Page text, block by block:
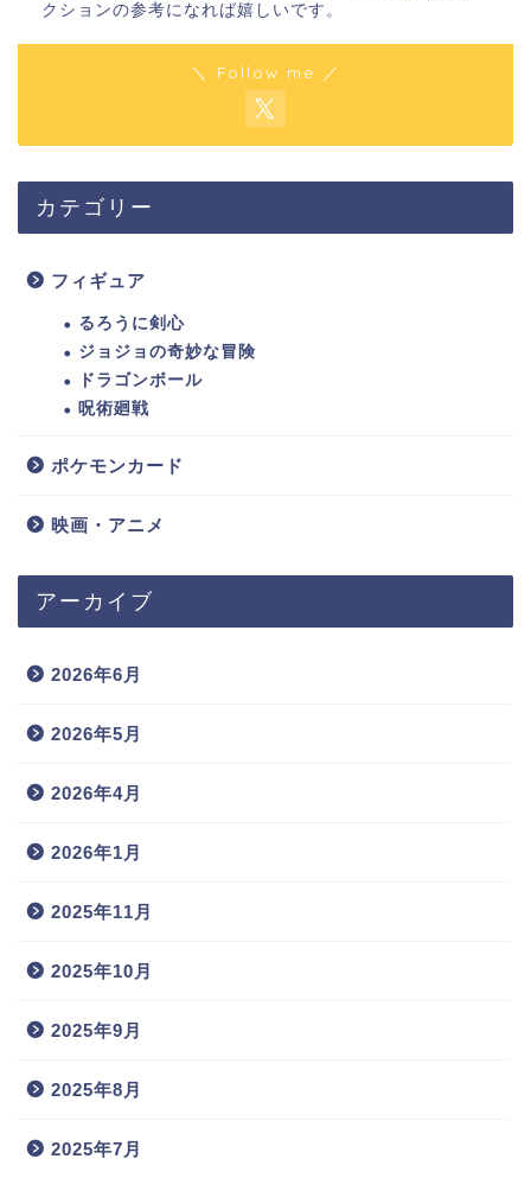
クションの参考になれば嬉しいです。
＼ Follow me ／
カテゴリー
フィギュア
るろうに剣心
ジョジョの奇妙な冒険
ドラゴンボール
呪術廻戦
ポケモンカード
映画・アニメ
アーカイブ
2026年6月
2026年5月
2026年4月
2026年1月
2025年11月
2025年10月
2025年9月
2025年8月
2025年7月